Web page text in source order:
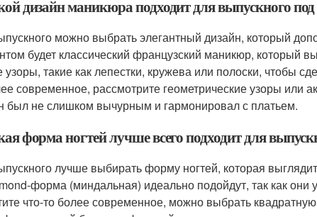
дизайн маникюра подходит для выпускного под
можно выбрать элегантный дизайн, который
будет классический французский маникюр, который
узоры, такие как лепестки, кружева или полоски, чтобы
современное, рассмотрите геометрические узоры или
был не слишком вычурным и гармонировал с платьем.
форма ногтей лучше всего подходит для
лучше выбирать форму ногтей, которая
форма (миндальная) идеально подойдут, так как
что-то более современное, можно выбрать